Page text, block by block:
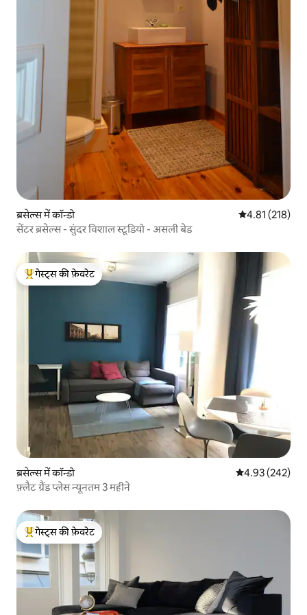
ब्रसेल्स में कॉन्डो औसत रेटिंग 5 में से
4.81 (218)
सेंटर ब्रसेल्स - सुंदर विशाल स्टूडियो - असली बेड
गेस्ट्स का टॉप फ़ेवरेट
गेस्ट्स की फ़ेवरेट
ब्रसेल्स में कॉन्डो औसत रेटिंग 5 में से
4.93 (242)
फ़्लैट ग्रैंड प्लेस न्यूनतम 3 महीने
गेस्ट्स का टॉप फ़ेवरेट
गेस्ट्स की फ़ेवरेट